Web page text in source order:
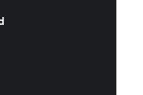
para